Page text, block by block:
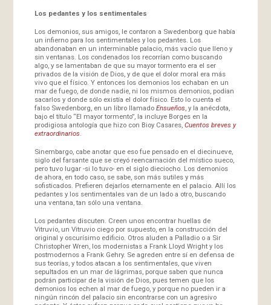
Los pedantes y los sentimentales
Los demonios, sus amigos, le contaron a Swedenborg que había
un infierno para los sentimentales y los pedantes. Los
abandonaban en un interminable palacio, más vacío que lleno y
sin ventanas. Los condenados los recorrían como buscando
algo, y se lamentaban de que su mayor tormento era el ser
privados de la visión de Dios, y de que el dolor moral era más
vivo que el físico. Y entonces los demonios los echaban en un
mar de fuego, de donde nadie, ni los mismos demonios, podían
sacarlos y donde sólo existía el dolor físico. Esto lo cuenta el
falso Swedenborg, en un libro llamado Ensueños, y la anécdota,
bajo el título “El mayor tormento”, la incluye Borges en la
prodigiosa antología que hizo con Bioy Casares, Cuentos breves y
extraordinarios.
Sinembargo, cabe anotar que eso fue pensado en el diecinueve,
siglo del farsante que se creyó reencarnación del místico sueco,
pero tuvo lugar -si lo tuvo- en el siglo dieciocho. Los demonios
de ahora, en todo caso, se sabe, son más sutiles y más
sofisticados. Prefieren dejarlos eternamente en el palacio. Allí los
pedantes y los sentimentales van de un lado a otro, buscando
una ventana, tan sólo una ventana.
Los pedantes discuten. Creen unos encontrar huellas de
Vitruvio, un Vitruvio ciego por supuesto, en la construcción del
original y oscurísimo edificio. Otros aluden a Palladio o a Sir
Christopher Wren, los modernistas a Frank Lloyd Wright y los
postmodernos a Frank Gehry. Se agreden entre sí en defensa de
sus teorías, y todos atacan a los sentimentales, que viven
sepultados en un mar de lágrimas, porque saben que nunca
podrán participar de la visión de Dios, pues temen que los
demonios los echen al mar de fuego, y porque no pueden ir a
ningún rincón del palacio sin encontrarse con un agresivo